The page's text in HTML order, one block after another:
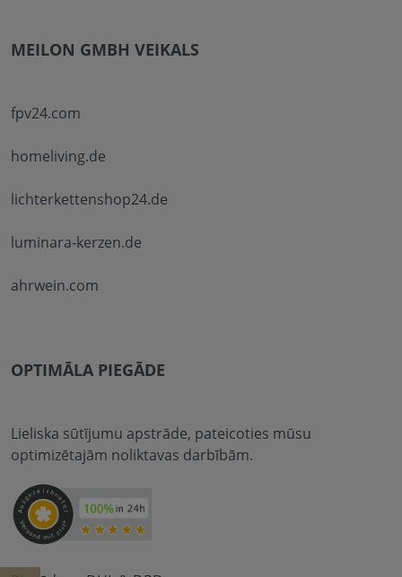
MEILON GMBH VEIKALS
fpv24.com
homeliving.de
lichterkettenshop24.de
luminara-kerzen.de
ahrwein.com
OPTIMĀLA PIEGĀDE
Lieliska sūtījumu apstrāde, pateicoties mūsu
optimizētajām noliktavas darbībām.